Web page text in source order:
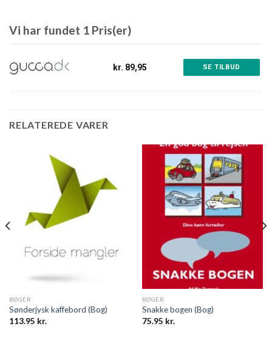
Vi har fundet 1 Pris(er)
kr. 89,95 SE TILBUD
RELATEREDE VARER
BØGER
Sønderjysk kaffebord (Bog)
113.95 kr.
BØGER
Snakke bogen (Bog)
75.95 kr.